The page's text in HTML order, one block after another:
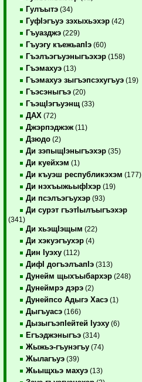
Гулъытэ (34)
ГуфIэгъуэ зэхыхьэхэр (42)
Гъуазджэ (229)
Гъуэгу къежьапIэ (60)
Гъэлъэгъуэныгъэхэр (158)
Гъэмахуэ (13)
Гъэмахуэ зыгъэпсэхугъуэ (19)
Гъэсэныгъэ (20)
ГъэщIэгъуэнщ (33)
ДАХ (72)
Джэрпэджэж (11)
Дзюдо (2)
Ди зэпыщIэныгъэхэр (35)
Ди куейхэм (1)
Ди къуэш республикэхэм (177)
Ди нэхъыжьыфIхэр (19)
Ди псэлъэгъухэр (93)
Ди сурэт гъэтIылъыгъэхэр
(341)
Ди хьэщIэщым (22)
Ди хэкуэгъухэр (4)
Дин Iуэху (112)
ДифI догъэлъапIэ (313)
Дунейм щыхъыбархэр (248)
Дунеймрэ дэрэ (2)
Дунейпсо Адыгэ Хасэ (1)
Дыгъуасэ (166)
ДызыгъэпIейтей Iуэху (6)
Егъэджэныгъэ (314)
Жыжьэ-гъунэгъу (74)
Жылагъуэ (39)
Жьыщхьэ махуэ (13)